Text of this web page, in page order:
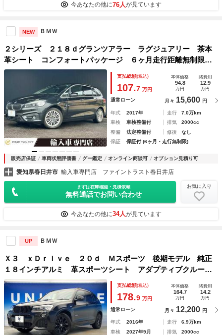
今あなたの他に76人が見ています
NEW ＢＭＷ
２シリーズ ２１８ｄグランツアラー ラグジュアリー 茶本
革シート コンフォートパッケージ ６ヶ月走行距離無制限保
証付 純正ＨＤＤナビ シートヒーター付パワーシート 禁煙
車 コンフォートアクセス パワーバックドア ＬＥＤヘッド
ライト ＥＴＣ バックカメラ
支払総額(税込)
107.7 万円
本体価格
94.8
万円
諸費用
12.9
万円
通常ローン 月々 15,600 円
年式 2017年 走行
7.0万km
車検
車検整備付 排気
2000cc
整備
法定整備付 修復
なし
保証
保証付 (6ヶ月・走行無制限)
販売店保証 車両状態評価書 グー鑑定 オンライン商談可 オプション見積り可
愛知県春日井市 輸入車専門店 ファイントラスト春日井店
まずは在庫確認・見積依頼
無料通話でお問い合わせ
お気に入り
今あなたの他に34人が見ています
UP ＢＭＷ
Ｘ３ ｘＤｒｉｖｅ ２０ｄ Ｍスポーツ 後期モデル 純正
１８インチアルミ 革スポーツシート アダプティブクルーズ
コントロール バックカメラ シートヒーター メモリーシー
ト パワーバックドア デュアルオートエアコン ＨＩＤヘッ
ド
支払総額(税込)
178.9 万円
本体価格
164.7
万円
諸費用
14.2
万円
通常ローン 月々 12,200 円
年式 2016年 走行
6.9万km
車検
2027年9月 排気
2000cc